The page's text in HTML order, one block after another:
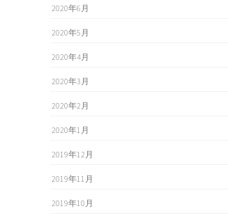
2020年6月
2020年5月
2020年4月
2020年3月
2020年2月
2020年1月
2019年12月
2019年11月
2019年10月